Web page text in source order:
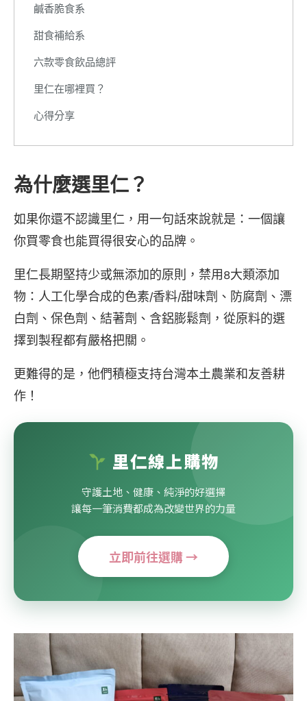
鹹香脆食系
甜食補給系
六款零食飲品總評
里仁在哪裡買？
心得分享
為什麼選里仁？
如果你還不認識里仁，用一句話來說就是：一個讓
你買零食也能買得很安心的品牌。
里仁長期堅持少或無添加的原則，禁用8大類添加
物：人工化學合成的色素/香料/甜味劑、防腐劑、漂
白劑、保色劑、結著劑、含鋁膨鬆劑，從原料的選
擇到製程都有嚴格把關。
更難得的是，他們積極支持台灣本土農業和友善耕
作！
里仁線上購物
守護土地、健康、純淨的好選擇
讓每一筆消費都成為改變世界的力量
立即前往選購 →